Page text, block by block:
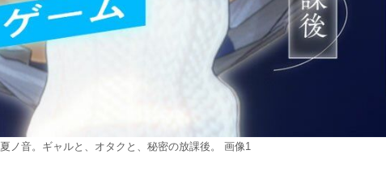
夏ノ音。ギャルと、オタクと、秘密の放課後。 画像1